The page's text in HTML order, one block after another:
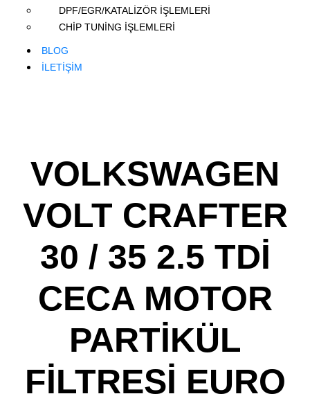
DPF/EGR/KATALİZÖR İŞLEMLERİ
CHİP TUNİNG İŞLEMLERİ
BLOG
İLETİŞİM
VOLKSWAGEN
VOLT CRAFTER
30 / 35 2.5 TDİ
CECA MOTOR
PARTİKÜL
FİLTRESİ EURO